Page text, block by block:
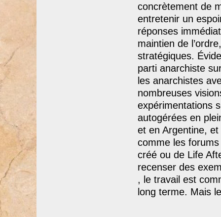
concrètement de
entretenir un
réponses
maintien de
stratégiques.
parti anarchiste
les anarchistes
nombreuses
expérimentations
autogérées en
et en Argentine,
comme les
créé ou de Life
recenser des
, le travail est
long terme. Mais